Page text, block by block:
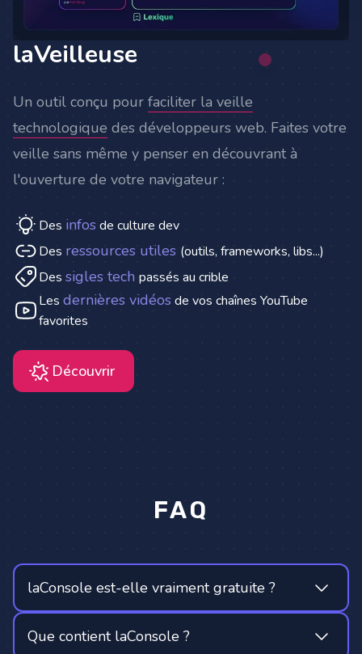
laVeilleuse
Un outil conçu pour faciliter la veille
technologique des développeurs web. Faites votre
veille sans même y penser en découvrant à
l'ouverture de votre navigateur :
Des infosde culture dev
Des ressources utiles (outils, frameworks, libs...)
Des sigles tech passés au crible
Les dernières vidéosde vos chaînes YouTube
favorites
Découvrir
FAQ
laConsole est-elle vraiment gratuite ?
Que contient laConsole ?